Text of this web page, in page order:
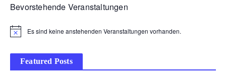
Bevorstehende Veranstaltungen
HinweisEs sind keine anstehenden Veranstaltungen vorhanden.
Featured Posts